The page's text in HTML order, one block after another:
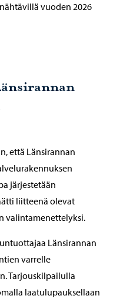
vuoden 2026
että Länsirannan
järjestetään
liitteenä olevat
valintamenettelyksi.
Länsirannan
varrelle
Tarjouskilpailulla
laatulupauksellaan